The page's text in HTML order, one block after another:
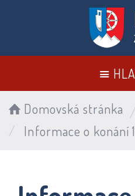
Domovská stránka
Informace o konání 12. zasedání